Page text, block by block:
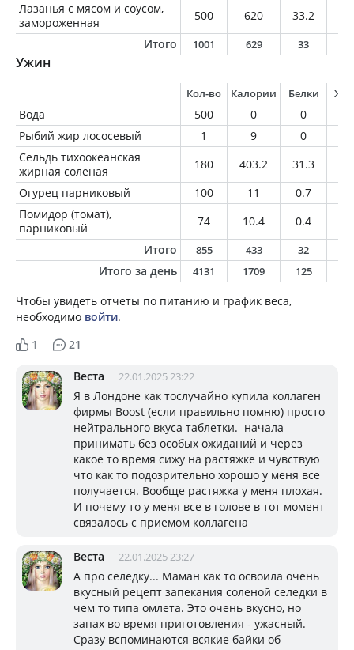
Лазанья с мясом и соусом,
замороженная
500 620 33.2
Итого
1001 629 33
Ужин
Кол-во Калории Белки
Вода 500 0 0
Рыбий жир лососевый
1 9 0
Сельдь тихоокеанская
жирная соленая
180 403.2 31.3
Огурец парниковый
100 11 0.7
Помидор (томат),
парниковый
74 10.4 0.4
Итого
855 433 32
Итого за день 4131 1709 125
Чтобы увидеть отчеты по питанию и график веса,
необходимо войти.
1
21
Веста 22.01.2025 23:22
Я в Лондоне как тослучайно купила коллаген
фирмы Boost (если правильно помню) просто
нейтрального вкуса таблетки. начала
принимать без особых ожиданий и через
какое то время сижу на растяжке и чувствую
что как то подозрительно хорошо у меня все
получается. Вообще растяжка у меня плохая.
И почему то у меня все в голове в тот момент
связалось с приемом коллагена
Веста 22.01.2025 23:27
А про селедку... Маман как то освоила очень
вкусный рецепт запекания соленой селедки в
чем то типа омлета. Это очень вкусно, но
запах во время приготовления - ужасный.
Сразу вспоминаются всякие байки об